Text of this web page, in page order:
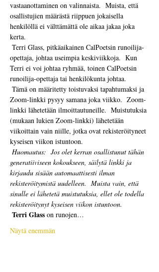
vastaanottaminen on valinnaista.  Muista, että
osallistujien määrästä riippuen jokaisella
henkilöllä ei välttämättä ole aikaa jakaa joka
kerta.
opettaja, johtaa useimpia keskiviikkoja.  Kun
Terri ei voi johtaa ryhmää, toinen CalPoetsin
runoilija-opettaja tai henkilökunta johtaa.
Zoom-linkki pysyy samana joka viikko.  Zoom-
linkki lähetetään ilmoittautuneille.  Muistutuksia
(mukaan lukien Zoom-linkki) lähetetään
viikoittain vain niille, jotka ovat rekisteröityneet
kyseisen viikon istuntoon.
Huomautus: Jos olet kerran osallistunut tähän
generatiiviseen kokoukseen, säilytä linkki ja
kirjaudu sisään automaattisesti ilman
rekisteröitymistä uudelleen. Muista vain, että
sinulle ei lähetetä muistutuksia, ellet ole todella
rekisteröitynyt kyseisen viikon istuntoon.
Terri Glass on runojen…
Näytä enemmän